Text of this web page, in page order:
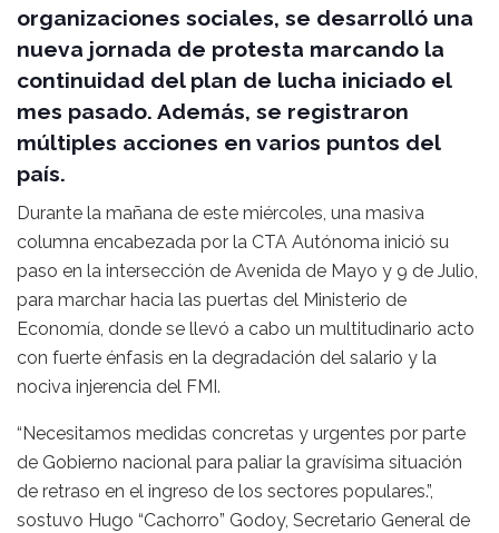
organizaciones sociales, se desarrolló una
nueva jornada de protesta marcando la
continuidad del plan de lucha iniciado el
mes pasado. Además, se registraron
múltiples acciones en varios puntos del
país.
Durante la mañana de este miércoles, una masiva
columna encabezada por la CTA Autónoma inició su
paso en la intersección de Avenida de Mayo y 9 de Julio,
para marchar hacia las puertas del Ministerio de
Economía, donde se llevó a cabo un multitudinario acto
con fuerte énfasis en la degradación del salario y la
nociva injerencia del FMI.
“Necesitamos medidas concretas y urgentes por parte
de Gobierno nacional para paliar la gravísima situación
de retraso en el ingreso de los sectores populares.”,
sostuvo Hugo “Cachorro” Godoy, Secretario General de